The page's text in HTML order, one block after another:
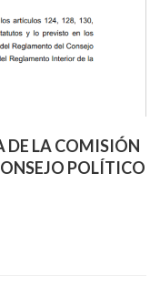
DE LA COMISIÓN
POLÍTICO